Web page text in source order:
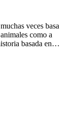
veces basa
como a
basada en…